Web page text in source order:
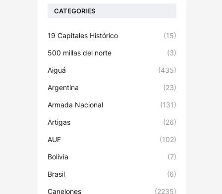
CATEGORIES
19 Capitales Histórico (15)
500 millas del norte (3)
Aiguá (435)
Argentina (23)
Armada Nacional (131)
Artigas (26)
AUF (102)
Bolivia (7)
Brasil (6)
Canelones (2235)